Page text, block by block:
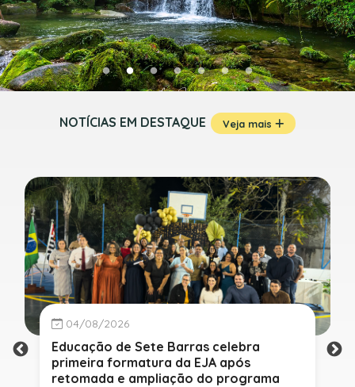
NOTÍCIAS EM DESTAQUE Veja mais
04/08/2026
Educação de Sete Barras celebra
primeira formatura da EJA após
retomada e ampliação do programa